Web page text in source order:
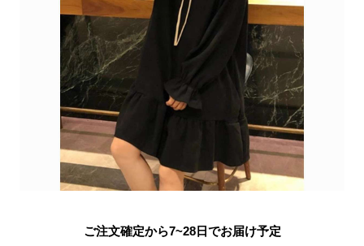
ご注文確定から7~28日でお届け予定